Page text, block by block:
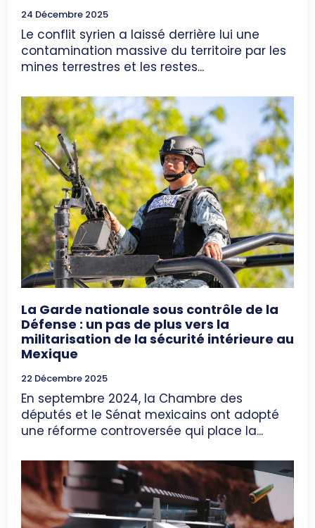
24 Décembre 2025
Le conflit syrien a laissé derrière lui une
contamination massive du territoire par les
mines terrestres et les restes...
La Garde nationale sous contrôle de la
Défense : un pas de plus vers la
militarisation de la sécurité intérieure au
Mexique
22 Décembre 2025
En septembre 2024, la Chambre des
députés et le Sénat mexicains ont adopté
une réforme controversée qui place la...